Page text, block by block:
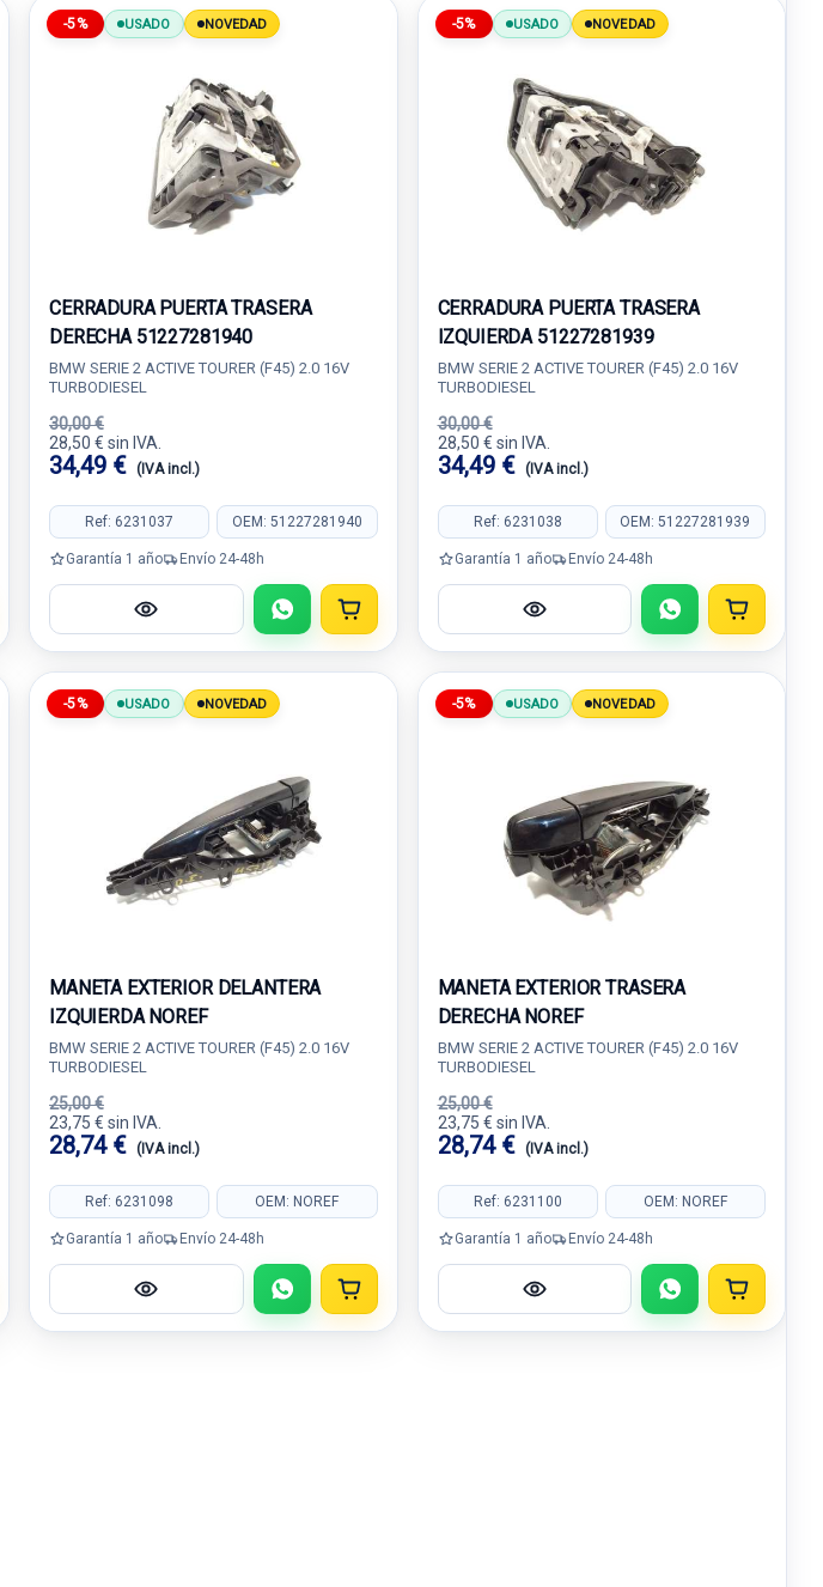
-5% USADO NOVEDAD
CERRADURA PUERTA TRASERA
DERECHA 51227281940
BMW SERIE 2 ACTIVE TOURER (F45) 2.0 16V
TURBODIESEL
30,00 €
28,50 € sin IVA.
34,49 € (IVA incl.)
Ref: 6231037 OEM: 51227281940
Garantía 1 año Envío 24-48h
-5% USADO NOVEDAD
CERRADURA PUERTA TRASERA
IZQUIERDA 51227281939
BMW SERIE 2 ACTIVE TOURER (F45) 2.0 16V
TURBODIESEL
30,00 €
28,50 € sin IVA.
34,49 € (IVA incl.)
Ref: 6231038 OEM: 51227281939
Garantía 1 año Envío 24-48h
-5% USADO NOVEDAD
MANETA EXTERIOR DELANTERA
IZQUIERDA NOREF
BMW SERIE 2 ACTIVE TOURER (F45) 2.0 16V
TURBODIESEL
25,00 €
23,75 € sin IVA.
28,74 € (IVA incl.)
Ref: 6231098 OEM: NOREF
Garantía 1 año Envío 24-48h
-5% USADO NOVEDAD
MANETA EXTERIOR TRASERA
DERECHA NOREF
BMW SERIE 2 ACTIVE TOURER (F45) 2.0 16V
TURBODIESEL
25,00 €
23,75 € sin IVA.
28,74 € (IVA incl.)
Ref: 6231100 OEM: NOREF
Garantía 1 año Envío 24-48h